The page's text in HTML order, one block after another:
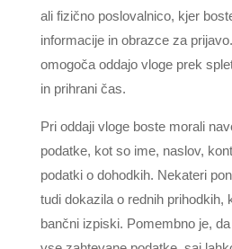
ali fizično poslovalnico, kjer
informacije in obrazce za
omogoča oddajo vloge prek
in prihrani čas.
Pri oddaji vloge boste morali
podatke, kot so ime, naslov,
podatki o dohodkih. Nekateri
tudi dokazila o rednih prihodkih,
bančni izpiski. Pomembno je,